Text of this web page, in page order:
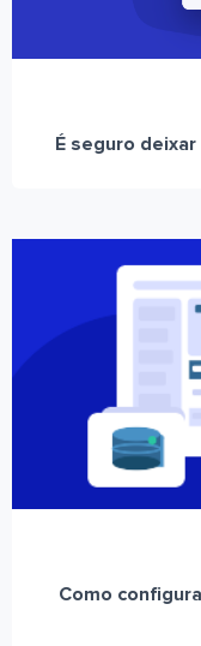
É seguro
Como